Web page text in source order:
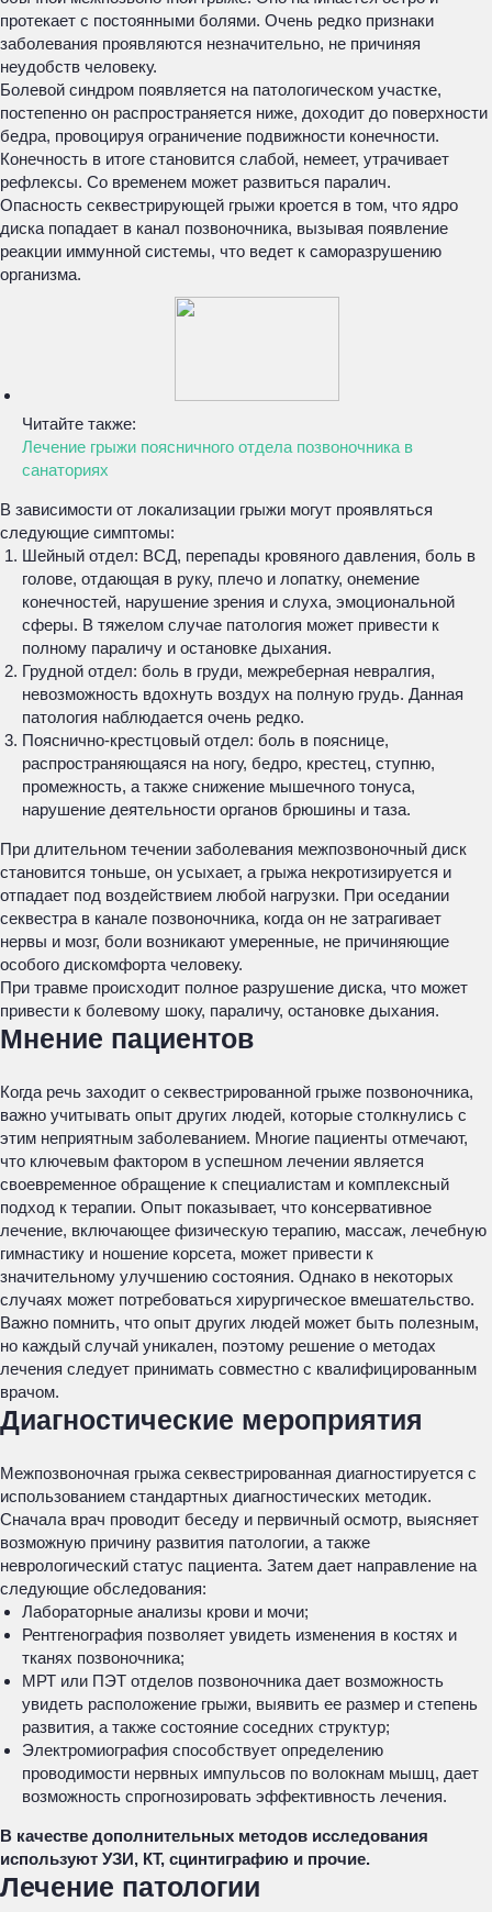
протекает с постоянными болями. Очень редко признаки
заболевания проявляются незначительно, не причиняя
неудобств человеку.
Болевой синдром появляется на патологическом участке,
постепенно он распространяется ниже, доходит до поверхности
бедра, провоцируя ограничение подвижности конечности.
Конечность в итоге становится слабой, немеет, утрачивает
рефлексы. Со временем может развиться паралич.
Опасность секвестрирующей грыжи кроется в том, что ядро
диска попадает в канал позвоночника, вызывая появление
реакции иммунной системы, что ведет к саморазрушению
организма.
Читайте также:
Лечение грыжи поясничного отдела позвоночника в
санаториях
В зависимости от локализации грыжи могут проявляться
следующие симптомы:
Шейный отдел: ВСД, перепады кровяного давления, боль в
голове, отдающая в руку, плечо и лопатку, онемение
конечностей, нарушение зрения и слуха, эмоциональной
сферы. В тяжелом случае патология может привести к
полному параличу и остановке дыхания.
Грудной отдел: боль в груди, межреберная невралгия,
невозможность вдохнуть воздух на полную грудь. Данная
патология наблюдается очень редко.
Пояснично-крестцовый отдел: боль в пояснице,
распространяющаяся на ногу, бедро, крестец, ступню,
промежность, а также снижение мышечного тонуса,
нарушение деятельности органов брюшины и таза.
При длительном течении заболевания межпозвоночный диск
становится тоньше, он усыхает, а грыжа некротизируется и
отпадает под воздействием любой нагрузки. При оседании
секвестра в канале позвоночника, когда он не затрагивает
нервы и мозг, боли возникают умеренные, не причиняющие
особого дискомфорта человеку.
При травме происходит полное разрушение диска, что может
привести к болевому шоку, параличу, остановке дыхания.
Мнение пациентов
Когда речь заходит о секвестрированной грыже позвоночника,
важно учитывать опыт других людей, которые столкнулись с
этим неприятным заболеванием. Многие пациенты отмечают,
что ключевым фактором в успешном лечении является
своевременное обращение к специалистам и комплексный
подход к терапии. Опыт показывает, что консервативное
лечение, включающее физическую терапию, массаж, лечебную
гимнастику и ношение корсета, может привести к
значительному улучшению состояния. Однако в некоторых
случаях может потребоваться хирургическое вмешательство.
Важно помнить, что опыт других людей может быть полезным,
но каждый случай уникален, поэтому решение о методах
лечения следует принимать совместно с квалифицированным
врачом.
Диагностические мероприятия
Межпозвоночная грыжа секвестрированная диагностируется с
использованием стандартных диагностических методик.
Сначала врач проводит беседу и первичный осмотр, выясняет
возможную причину развития патологии, а также
неврологический статус пациента. Затем дает направление на
следующие обследования:
Лабораторные анализы крови и мочи;
Рентгенография позволяет увидеть изменения в костях и
тканях позвоночника;
МРТ или ПЭТ отделов позвоночника дает возможность
увидеть расположение грыжи, выявить ее размер и степень
развития, а также состояние соседних структур;
Электромиография способствует определению
проводимости нервных импульсов по волокнам мышц, дает
возможность спрогнозировать эффективность лечения.
В качестве дополнительных методов исследования
используют УЗИ, КТ, сцинтиграфию и прочие.
Лечение патологии